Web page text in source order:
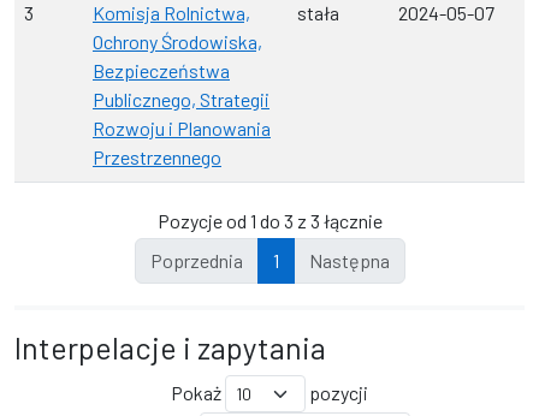
3
Komisja Rolnictwa,
Ochrony Środowiska,
Bezpieczeństwa
Publicznego, Strategii
Rozwoju i Planowania
Przestrzennego
stała 2024-05-07
Pozycje od 1 do 3 z 3 łącznie
Poprzednia
1 Następna
Interpelacje i zapytania
Pokaż
pozycji